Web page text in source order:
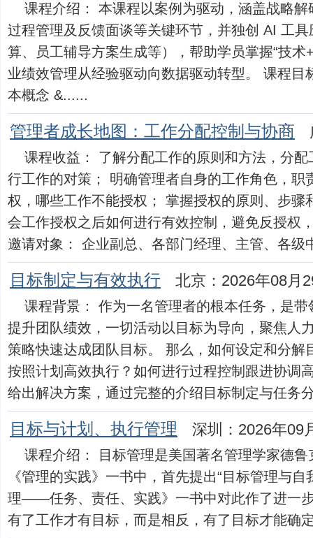
课程介绍： 本课程以案例为驱动，涵盖战略
过程管理及反馈面谈等关键环节，并独创 AI 工
算、员工辅导方案生成等），帮助学员掌握“技术
业绩效管理从经验驱动向数据驱动转型。 课程目
本概念 &......
管理者成长地图：工作分配控制与协商
课程收益： 了解分配工作的原则和方法，分
行工作的对策； 明确管理者自身的工作角色，职
权，哪些工作不能授权； 掌握授权的原则、步骤
会工作授权之后如何进行有效控制，避免反授权
邀请对象： 企业副总、各部门经理、主管、各级
目标制定与有效执行 北京：2026年08月
课程背景： 作为一名管理者的根本任务，是
提升团队绩效，一切活动以目标为导向，聚焦人
策略快速达成团队目标。 那么，如何设定和分解
按照计划高效执行？如何进行过程控制跟进协调
给出解决方案，通过完整的介绍目标制定与任务
目标与计划、执行管理 深圳：2026年09
课程介绍： 目标管理是美国著名管理学家德
《管理的实践》一书中，首先提出“目标管理与
理——任务、责任、实践》一书中对此作了进一
有了工作才有目标，而是相反，有了目标才能确